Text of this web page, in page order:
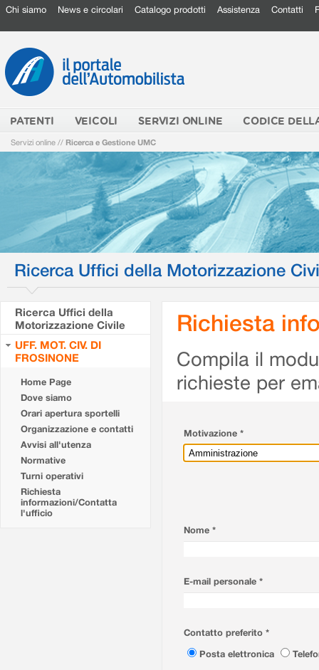
Chi siamo News e circolari Catalogo prodotti Assistenza Contatti
PATENTI VEICOLI SERVIZI ONLINE CODICE
Servizi online // Ricerca e Gestione UMC
Ricerca Uffici della Motorizzazione
Ricerca Uffici della
Motorizzazione Civile
UFF. MOT. CIV. DI
FROSINONE
Home Page
Dove siamo
Orari apertura sportelli
Organizzazione e contatti
Avvisi all'utenza
Normative
Turni operativi
Richiesta
informazioni/Contatta
l'ufficio
Richiesta
Compila il
richieste per
Motivazione *
Nome *
E-mail personale *
Contatto preferito *
Posta elettronica